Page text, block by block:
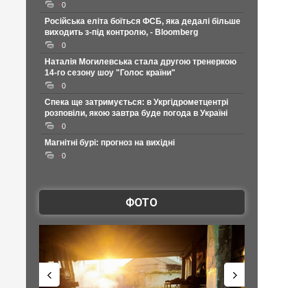
0
Російська еліта боїться ФСБ, яка дедалі більше
виходить з-під контролю, - Bloomberg
0
Наталія Могилевська стала другою тренеркою
14-го сезону шоу "Голос країни"
0
Спека ще затримується: в Укргідрометцентрі
розповіли, якою завтра буде погода в Україні
0
Магнітні бурі: прогноз на вихідні
0
ФОТО